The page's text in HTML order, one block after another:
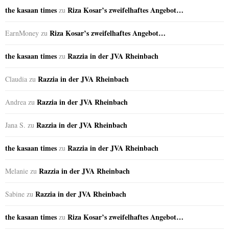
the kasaan times zu Riza Kosar’s zweifelhaftes Angebot…
EarnMoney zu Riza Kosar’s zweifelhaftes Angebot…
the kasaan times zu Razzia in der JVA Rheinbach
Claudia zu Razzia in der JVA Rheinbach
Andrea zu Razzia in der JVA Rheinbach
Jana S. zu Razzia in der JVA Rheinbach
the kasaan times zu Razzia in der JVA Rheinbach
Melanie zu Razzia in der JVA Rheinbach
Sabine zu Razzia in der JVA Rheinbach
the kasaan times zu Riza Kosar’s zweifelhaftes Angebot…